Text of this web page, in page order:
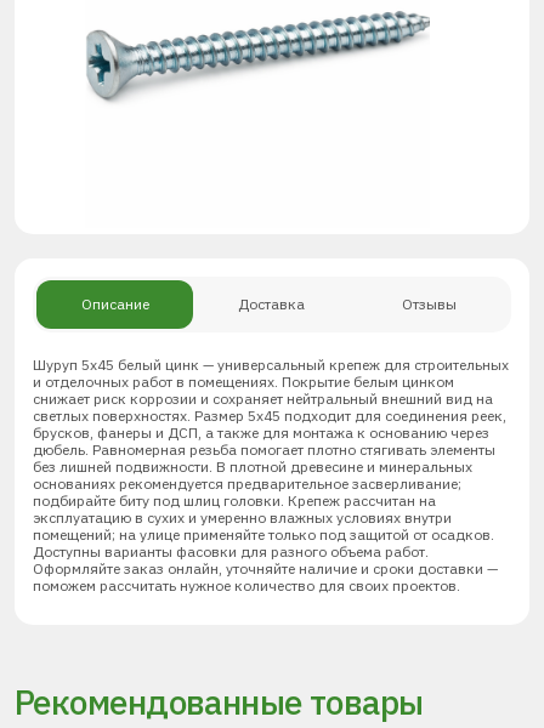
Описание Доставка Отзывы
Шуруп 5х45 белый цинк — универсальный крепеж для строительных
и отделочных работ в помещениях. Покрытие белым цинком
снижает риск коррозии и сохраняет нейтральный внешний вид на
светлых поверхностях. Размер 5х45 подходит для соединения реек,
брусков, фанеры и ДСП, а также для монтажа к основанию через
дюбель. Равномерная резьба помогает плотно стягивать элементы
без лишней подвижности. В плотной древесине и минеральных
основаниях рекомендуется предварительное засверливание;
подбирайте биту под шлиц головки. Крепеж рассчитан на
эксплуатацию в сухих и умеренно влажных условиях внутри
помещений; на улице применяйте только под защитой от осадков.
Доступны варианты фасовки для разного объема работ.
Оформляйте заказ онлайн, уточняйте наличие и сроки доставки —
поможем рассчитать нужное количество для своих проектов.
Рекомендованные товары